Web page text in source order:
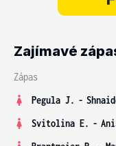
Zajímavé
Zápas
Pegula J. -
Svitolina E. -